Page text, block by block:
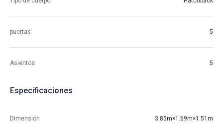
puertas 5
Asientos 5
Especificaciones
Dimensión 3.85m×1.69m×1.51m